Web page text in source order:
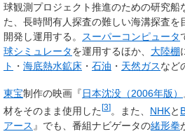
球観測プロジェクト推進のための研究船
た、長時間有人探査の難しい海溝探査を
開発し運用する。
スーパーコンピュータ
球シミュレータを運用するほか、 大陸棚
ト ・ 海底熱水鉱床 ・ 石油 ・ 天然ガスなど
東宝制作の映画『日本沈没（2006年版）
材をそのまま使用した [3] 。また、 NHKと
アース 』でも、番組ナビゲータの緒形拳